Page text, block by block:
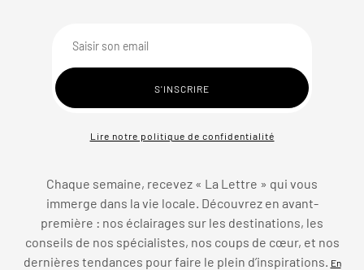
Lire notre politique de confidentialité
Chaque semaine, recevez « La Lettre » qui vous
immerge dans la vie locale. Découvrez en avant-
première : nos éclairages sur les destinations, les
conseils de nos spécialistes, nos coups de cœur, et nos
dernières tendances pour faire le plein d’inspirations.
En